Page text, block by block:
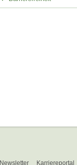
Newsletter Karriereportal